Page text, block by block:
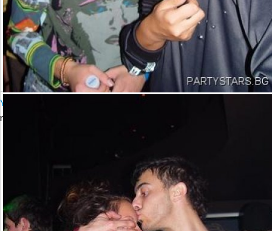
YALTA Club Presents MARTIN SOLVERG
петък, 06 октомври 2006 23:00